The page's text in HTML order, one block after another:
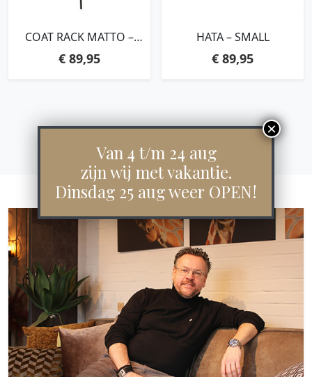
COAT RACK MATTO –
€89,95
HATA – SMALL
€ 89,95
Van 4 t/m 24 aug
zijn wij met vakantie.
Dinsdag 25 aug weer OPEN!